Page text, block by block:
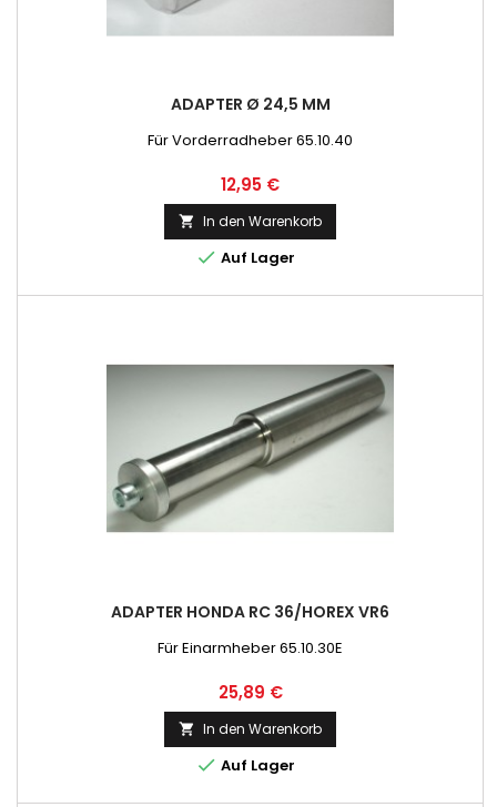
ADAPTER Ø 24,5 MM
Für Vorderradheber 65.10.40
Preis
12,95 €
 In den Warenkorb
 Auf Lager
ADAPTER HONDA RC 36/HOREX VR6
Für Einarmheber 65.10.30E
Preis
25,89 €
 In den Warenkorb
 Auf Lager